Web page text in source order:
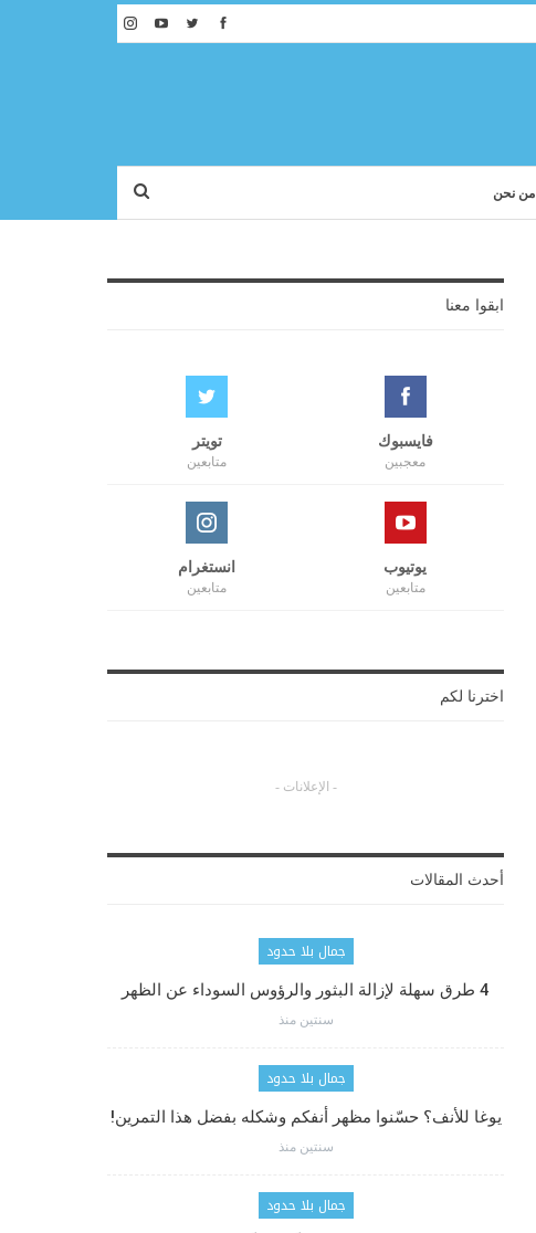
من نحن
ابقوا معنا
فايسبوك
معجبين
تويتر
متابعين
يوتيوب
متابعين
انستغرام
متابعين
اخترنا لكم
- الإعلانات -
أحدث المقالات
جمال بلا حدود
4 طرق سهلة لإزالة البثور والرؤوس السوداء عن الظهر
سنتين منذ
جمال بلا حدود
يوغا للأنف؟ حسّنوا مظهر أنفكم وشكله بفضل هذا التمرين!
سنتين منذ
جمال بلا حدود